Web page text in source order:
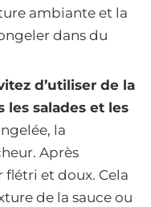
ambiante et la
dans du
d’utiliser de la
les salades et les
la
Après
flétri et doux. Cela
de la sauce ou